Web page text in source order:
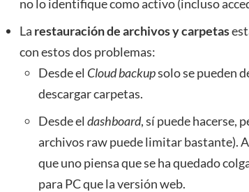
no lo identifique como activo (incluso
La restauración de archivos y carpetas
con estos dos problemas:
Desde el Cloud backupsolo se pueden
descargar carpetas.
Desde eldashboard, sí puede hacerse,
archivos raw puede limitar bastante).
que uno piensa que se ha quedado
para PC que la versión web.